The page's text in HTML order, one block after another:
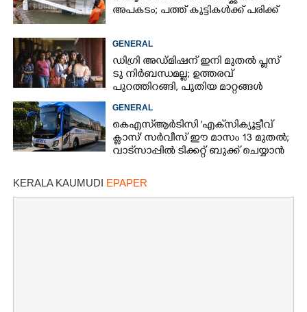
അപകടം; പത്ത് കുട്ടികൾക്ക് പരിക്ക്
GENERAL
ഡിഗ്രി അഡ്മിഷന് ഇനി മുതൽ പ്ലസ്
ടു നിർബന്ധമല്ല; ഉത്തരവ്
പുറത്തിറങ്ങി, പുതിയ മാറ്റങ്ങൾ
GENERAL
കെഎസ്‌ആർടിസി 'എക്‌സിക്യൂട്ടീവ്
ക്ളാസ്' സർവീസ് ഈ മാസം 13 മുതൽ;
വാട്‌സാപ്പിൽ ടിക്കറ്റ് ബുക്ക് ചെയ്യാൻ
KERALA KAUMUDI EPAPER